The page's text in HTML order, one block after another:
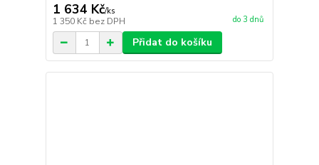
1 634 Kč/ks
1 350 Kč bez DPH do 3 dnů
Přidat do košíku